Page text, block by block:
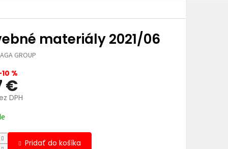
materiály 2021/06
GROUP
%
€
DPH
Pridať do košíka